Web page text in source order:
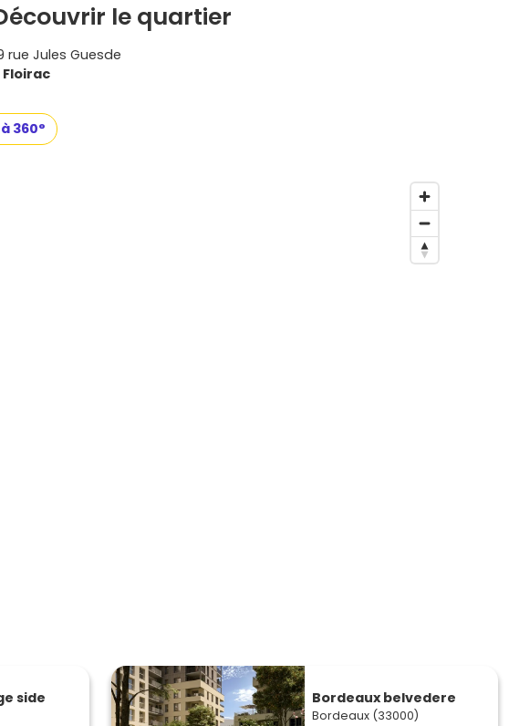
le quartier
rue Jules Guesde
Floirac
360°
side Bordeaux belvedere
Bordeaux (33000)